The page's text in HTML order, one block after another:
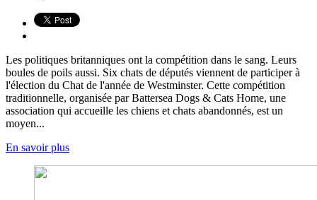
Les politiques britanniques ont la compétition dans le sang. Leurs
boules de poils aussi. Six chats de députés viennent de participer à
l'élection du Chat de l'année de Westminster. Cette compétition
traditionnelle, organisée par Battersea Dogs & Cats Home, une
association qui accueille les chiens et chats abandonnés, est un
moyen...
En savoir plus